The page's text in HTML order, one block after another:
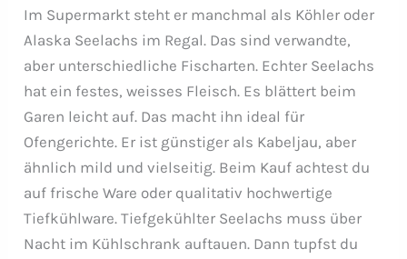
Im Supermarkt steht er manchmal als Köhler oder
Alaska Seelachs im Regal. Das sind verwandte,
aber unterschiedliche Fischarten. Echter Seelachs
hat ein festes, weisses Fleisch. Es blättert beim
Garen leicht auf. Das macht ihn ideal für
Ofengerichte. Er ist günstiger als Kabeljau, aber
ähnlich mild und vielseitig. Beim Kauf achtest du
auf frische Ware oder qualitativ hochwertige
Tiefkühlware. Tiefgekühlter Seelachs muss über
Nacht im Kühlschrank auftauen. Dann tupfst du